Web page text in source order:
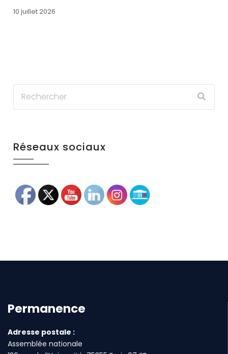
10 juillet 2026
Réseaux sociaux
Permanence
Adresse postale :
Assemblée nationale